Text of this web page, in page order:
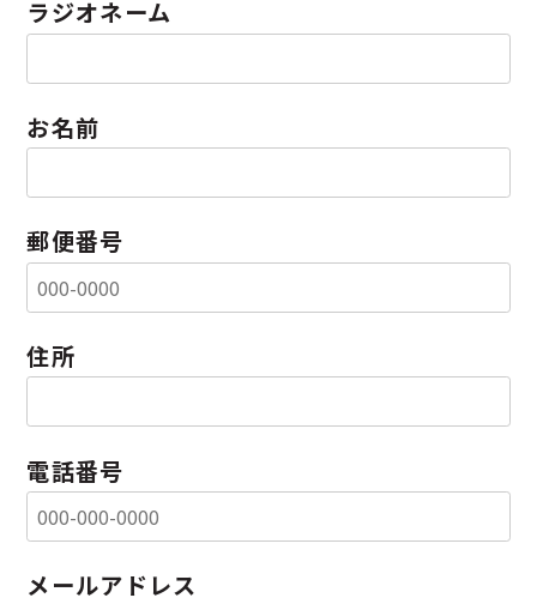
ラジオネーム
お名前
郵便番号
住所
電話番号
メールアドレス